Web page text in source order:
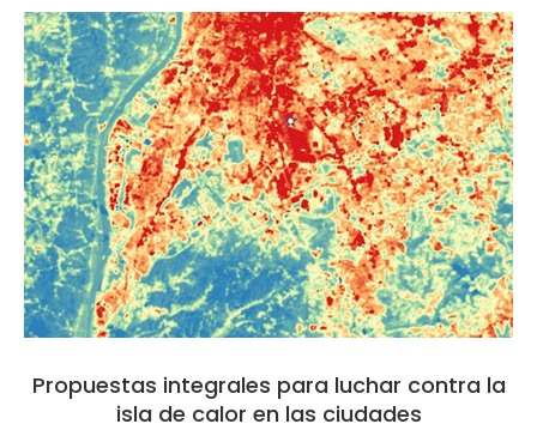
Propuestas integrales para luchar contra la
isla de calor en las ciudades